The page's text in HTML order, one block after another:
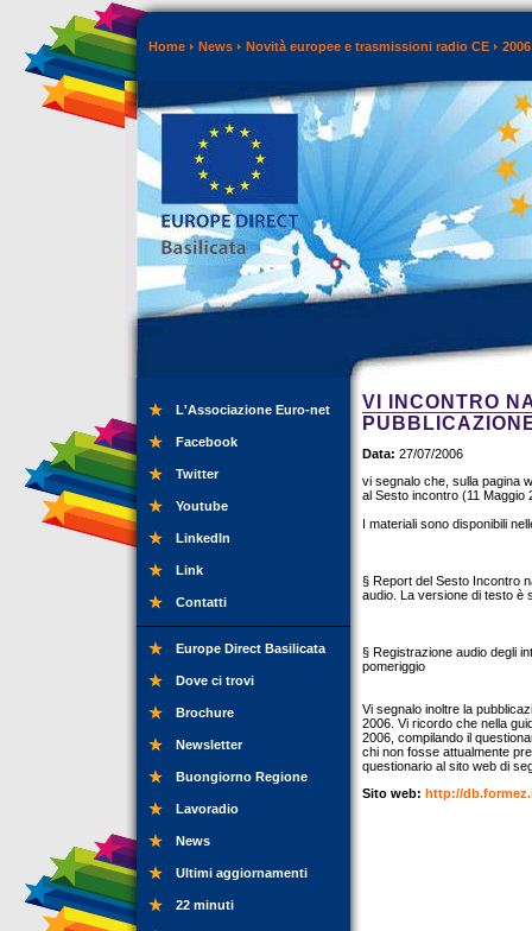
Home News Novità europee e trasmissioni radio CE 2006
L'Associazione Euro-net
Facebook
Twitter
Youtube
LinkedIn
Link
Contatti
Europe Direct Basilicata
Dove ci trovi
Brochure
Newsletter
Buongiorno Regione
Lavoradio
News
Ultimi aggiornamenti
22 minuti
VI INCONTRO
Data: 27/07/2006
vi segnalo che, sulla pagina
al Sesto incontro (11 Maggio
I materiali sono disponibili
§ Report del Sesto Incontro
audio. La versione di testo è
§ Registrazione audio degli
pomeriggio
Vi segnalo inoltre la
2006. Vi ricordo che nella
2006, compilando il
chi non fosse attualmente
questionario al sito web di
Sito web: http://